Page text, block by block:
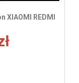
XIAOMI REDMI